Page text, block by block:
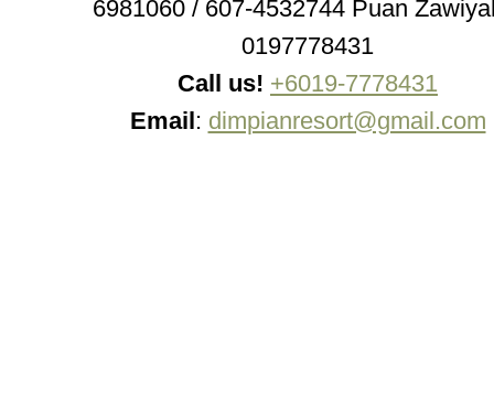
6981060 / 607-4532744 Puan
0197778431
Call us! +6019-7778431
Email: dimpianresort@gmail.com